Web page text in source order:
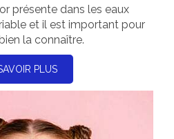
présente dans les eaux
et il est important pour
la connaître.
PLUS